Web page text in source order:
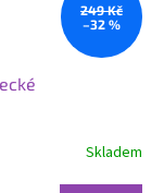
249 Kč
–32 %
Skladem